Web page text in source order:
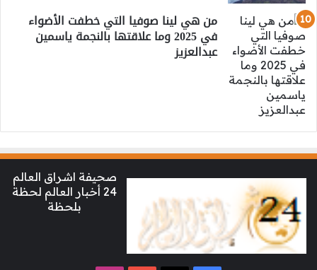
من هي لينا صوفيا التي خطفت الأضواء
في 2025 وما علاقتها بالنجمة ياسمين
عبدالعزيز
صحيفة اشراق العالم
24 أخبار العالم لحظة
بلحظة